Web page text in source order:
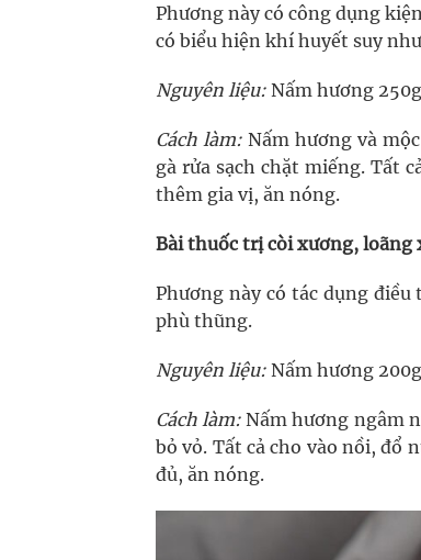
Phương này có công dụng
có biểu hiện khí huyết suy
Nguyên liệu: Nấm hương
Cách làm:Nấm hương và
gà rửa sạch chặt miếng. Tất
thêm gia vị, ăn nóng.
Bài thuốc trị còi xương, loãng
Phương này có tác dụng
phù thũng.
Nguyên liệu: Nấm hương
Cách làm:Nấm hương ngâm
bỏ vỏ. Tất cả cho vào nồi, đổ
đủ, ăn nóng.